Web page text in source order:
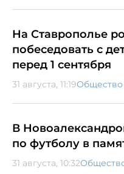
На Ставрополье
побеседовать с
перед 1 сентября
31 августа, 11:19Общество
В
по футболу в
31 августа, 10:32